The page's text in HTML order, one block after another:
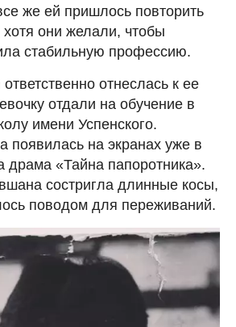
же ей пришлось повторить
хотя они желали, чтобы
стабильную профессию.
отнеслась к ее
отдали на обучение в
имени Успенского.
появилась на экранах уже в
драма «Тайна папоротника».
состригла длинные косы,
поводом для переживаний.